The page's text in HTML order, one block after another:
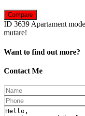
Compare
ID 3639 Apartament
mutare!
Want to find out more?
Contact Me